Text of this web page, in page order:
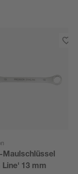
Maulschlüssel
Line' 13 mm